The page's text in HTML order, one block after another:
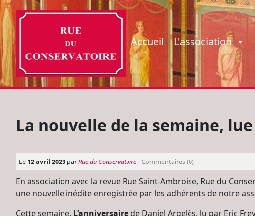
Accueil L'association
La nouvelle de la semaine,
Le 12 avril 2023 parRue du Conservatoire- Commentaires (0)
En association avec la revue Rue Saint-Ambroise, Rue du
une nouvelle inédite enregistrée par les adhérents de notre
Cette semaine, L’anniversaire de Daniel Argelès, lu par Eric